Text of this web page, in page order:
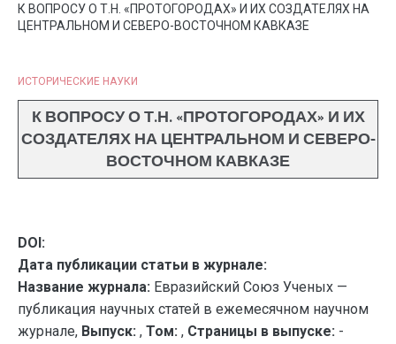
К ВОПРОСУ О Т.Н. «ПРОТОГОРОДАХ» И ИХ СОЗДАТЕЛЯХ НА
ЦЕНТРАЛЬНОМ И СЕВЕРО-ВОСТОЧНОМ КАВКАЗЕ
ИСТОРИЧЕСКИЕ НАУКИ
К ВОПРОСУ О Т.Н. «ПРОТОГОРОДАХ» И ИХ
СОЗДАТЕЛЯХ НА ЦЕНТРАЛЬНОМ И СЕВЕРО-
ВОСТОЧНОМ КАВКАЗЕ
DOI:
Дата публикации статьи в журнале:
Название журнала: Евразийский Союз Ученых —
публикация научных статей в ежемесячном научном
журнале, Выпуск: , Том: , Страницы в выпуске: -